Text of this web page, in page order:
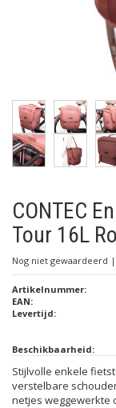
CONTEC
Tour 16L
Nog niet gewaardeerd |
Artikelnummer:
EAN:
Levertijd:
Beschikbaarheid:
Stijlvolle enkele
verstelbare
netjes weggewerkte